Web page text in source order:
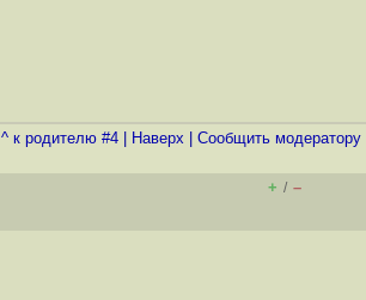
^ к родителю #4 Наверх Cообщить модератору
+ / –